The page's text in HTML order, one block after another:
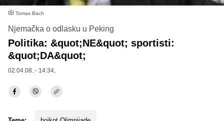
Tomas Bach
Njemačka o odlasku u Peking
Politika: &quot;NE&quot; sportisti:
&quot;DA&quot;
02.04.08. - 14:34,